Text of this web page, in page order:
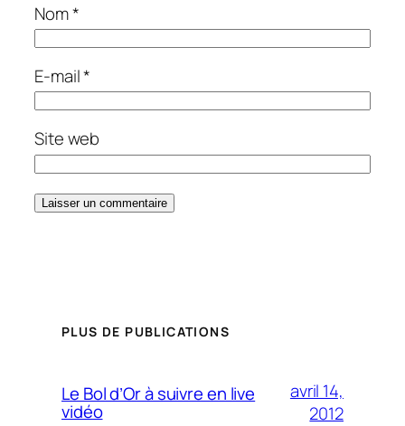
Nom*
E-mail*
Site web
PLUS DE PUBLICATIONS
Le Bol d’Or à suivre en live
vidéo
avril 14,
2012